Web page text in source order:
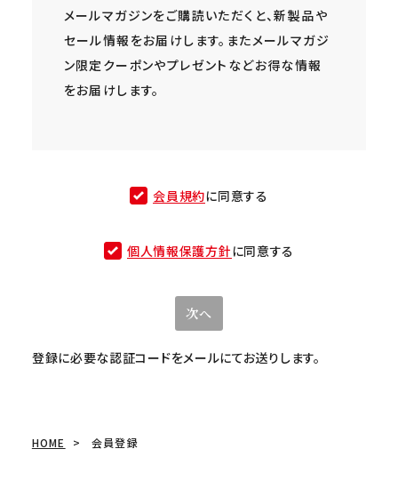
メールマガジンをご購読いただくと、新製品や
セール情報をお届けします。またメールマガジ
ン限定クーポンやプレゼントなどお得な情報
をお届けします。
会員規約に同意する
個人情報保護方針に同意する
次へ
登録に必要な認証コードをメールにてお送りします。
HOME 会員登録